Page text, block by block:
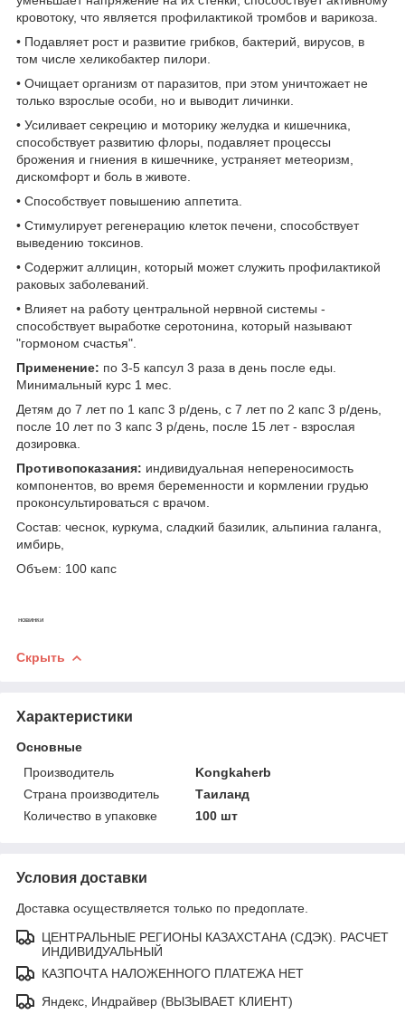
кровотоку, что является профилактикой тромбов и варикоза.
• Подавляет рост и развитие грибков, бактерий, вирусов, в
том числе хеликобактер пилори.
• Очищает организм от паразитов, при этом уничтожает не
только взрослые особи, но и выводит личинки.
• Усиливает секрецию и моторику желудка и кишечника,
способствует развитию флоры, подавляет процессы
брожения и гниения в кишечнике, устраняет метеоризм,
дискомфорт и боль в животе.
• Способствует повышению аппетита.
• Стимулирует регенерацию клеток печени, способствует
выведению токсинов.
• Содержит аллицин, который может служить профилактикой
раковых заболеваний.
• Влияет на работу центральной нервной системы -
способствует выработке серотонина, который называют
"гормоном счастья".
Применение: по 3-5 капсул 3 раза в день после еды.
Минимальный курс 1 мес.
Детям до 7 лет по 1 капс 3 р/день, с 7 лет по 2 капс 3 р/день,
после 10 лет по 3 капс 3 р/день, после 15 лет - взрослая
дозировка.
Противопоказания: индивидуальная непереносимость
компонентов, во время беременности и кормлении грудью
проконсультироваться с врачом.
Состав: чеснок, куркума, сладкий базилик, альпиниа галанга,
имбирь,
Объем: 100 капс
новинки
Скрыть
Характеристики
Основные
Производитель
Kongkaherb
Страна производитель
Таиланд
Количество в упаковке
100 шт
Условия доставки
Доставка осуществляется только по предоплате.
ЦЕНТРАЛЬНЫЕ РЕГИОНЫ КАЗАХСТАНА (СДЭК). РАСЧЕТ
ИНДИВИДУАЛЬНЫЙ
КАЗПОЧТА НАЛОЖЕННОГО ПЛАТЕЖА НЕТ
Яндекс, Индрайвер (ВЫЗЫВАЕТ КЛИЕНТ)